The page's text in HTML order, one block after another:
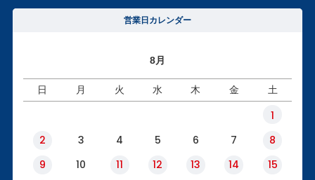
営業日カレンダー
8月
日 月 火 水 木 金 土
1
2
3 4 5 6 7
8
9
10 11 12 13 14
15